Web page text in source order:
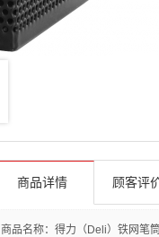
商品详情 顾客评
商品名称：得力（Deli）铁网笔